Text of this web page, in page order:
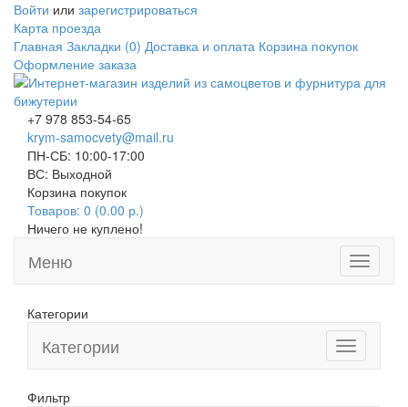
Войти или зарегистрироваться
Карта проезда
Главная Закладки (0) Доставка и оплата Корзина покупок
Оформление заказа
+7 978 853-54-65
krym-samocvety@mail.ru
ПН-СБ: 10:00-17:00
ВС: Выходной
Корзина покупок
Товаров: 0 (0.00 р.)
Ничего не куплено!
Toggle
Меню
Категории
Toggle
navigation
Категории
Фильтр